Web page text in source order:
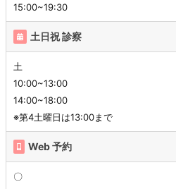
15:00~19:30
土日祝 診察
土
10:00~13:00
14:00~18:00
※第4土曜日は13:00まで
Web 予約
〇